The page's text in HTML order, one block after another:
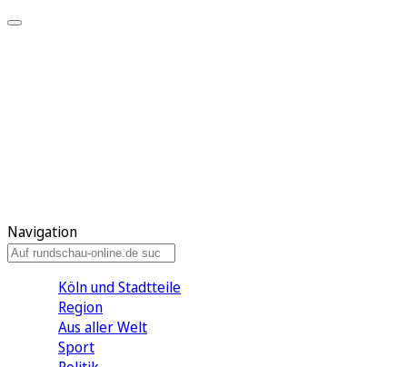
Navigation
Köln und Stadtteile
Region
Aus aller Welt
Sport